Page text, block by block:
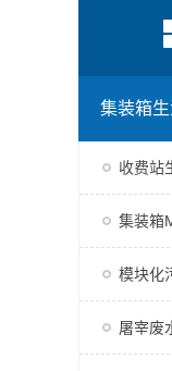
集装箱
收费站
集装箱
模块化
屠宰废